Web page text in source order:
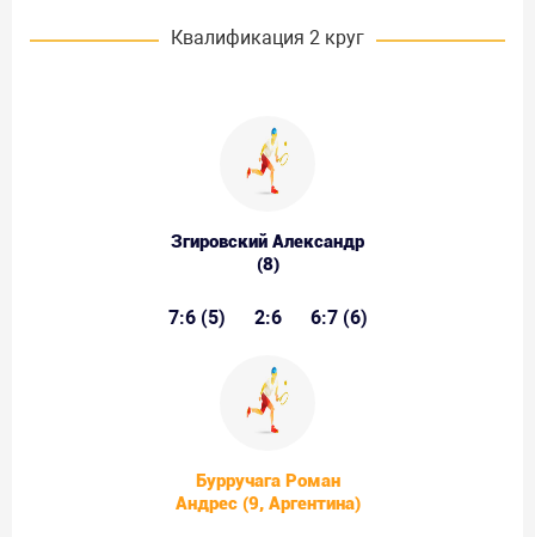
Квалификация 2 круг
Згировский Александр
(8)
7:6 (5) 2:6 6:7 (6)
Бурручага Роман
Андрес (9, Аргентина)